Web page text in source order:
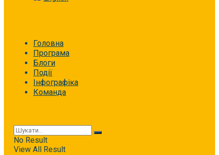
Головна
Програма
Блоги
Події
Інфографіка
Команда
No Result
View All Result